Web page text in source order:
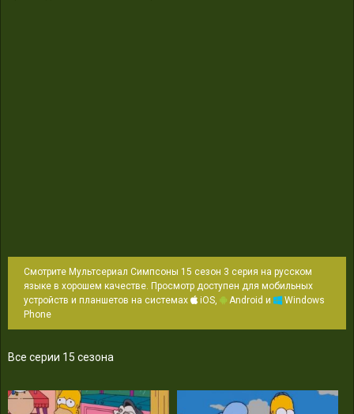
Смотрите Мультсериал Симпсоны 15 сезон 3 серия на русском
языке в хорошем качестве. Просмотр доступен для мобильных
устройств и планшетов на системах
iOS, Android и
Windows
Phone
Все серии 15 сезона